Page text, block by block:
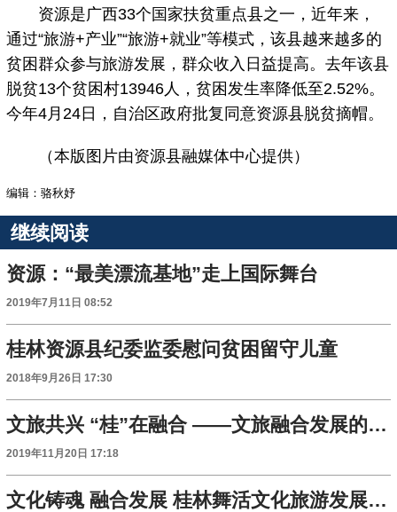
资源是广西33个国家扶贫重点县之一，近年来，
通过“旅游+产业”“旅游+就业”等模式，该县越来越多的
贫困群众参与旅游发展，群众收入日益提高。去年该县
脱贫13个贫困村13946人，贫困发生率降低至2.52%。
今年4月24日，自治区政府批复同意资源县脱贫摘帽。
（本版图片由资源县融媒体中心提供）
编辑：骆秋妤
继续阅读
资源：“最美漂流基地”走上国际舞台
2019年7月11日 08:52
桂林资源县纪委监委慰问贫困留守儿童
2018年9月26日 17:30
文旅共兴 “桂”在融合 ——文旅融合发展的“桂林答卷”
2019年11月20日 17:18
文化铸魂 融合发展 桂林舞活文化旅游发展“龙头”